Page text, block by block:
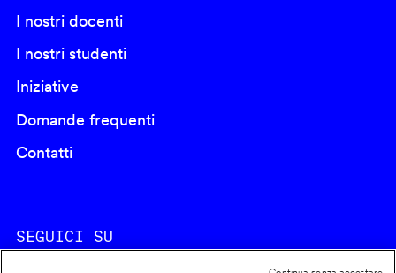
I nostri docenti
I nostri studenti
Iniziative
Domande frequenti
Contatti
SEGUICI SU